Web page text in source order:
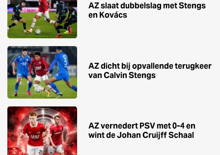
AZ slaat dubbelslag met Stengs
en Kovács
AZ dicht bij opvallende terugkeer
van Calvin Stengs
AZ vernedert PSV met 0-4 en
wint de Johan Cruijff Schaal